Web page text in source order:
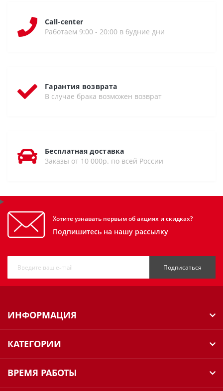
Call-center
Работаем 9:00 - 20:00 в будние дни
Гарантия возврата
В случае брака возможен возврат
Бесплатная доставка
Заказы от 10 000р. по всей России
Хотите узнавать первым об акциях и скидках?
Подпишитесь на нашу рассылку
Подписаться
ИНФОРМАЦИЯ
КАТЕГОРИИ
ВРЕМЯ РАБОТЫ